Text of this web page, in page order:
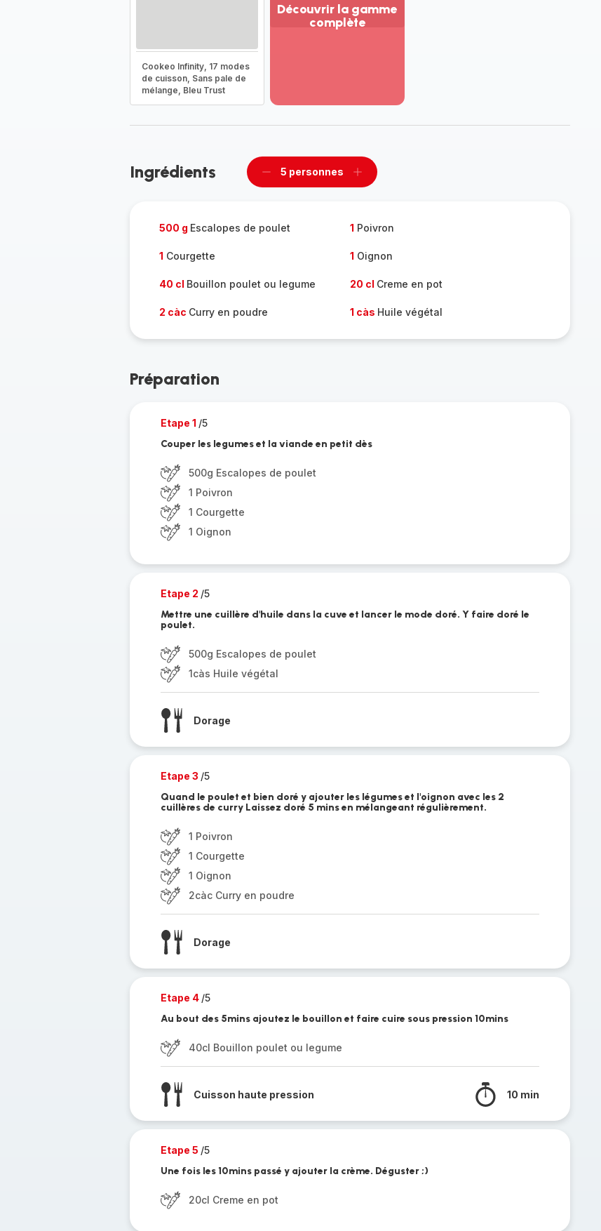
Cookeo Infinity, 17 modes
de cuisson, Sans pale de
mélange, Bleu Trust
Découvrir la gamme
complète
gamme
Ingrédients
Supprimer
5 personnes
Ajouter
500 g Escalopes de poulet 1 Poivron
1 Courgette 1 Oignon
40 cl Bouillon poulet ou legume 20 cl Creme en pot
2 càc Curry en poudre 1 càs Huile végétal
Préparation
Etape 1 /5
Couper les legumes et la viande en petit dès
500g Escalopes de poulet
1 Poivron
1 Courgette
1 Oignon
Etape 2 /5
Mettre une cuillère d'huile dans la cuve et lancer le mode doré. Y faire doré le
poulet.
500g Escalopes de poulet
1càs Huile végétal
Dorage
Etape 3 /5
Quand le poulet et bien doré y ajouter les légumes et l'oignon avec les 2
cuillères de curry Laissez doré 5 mins en mélangeant régulièrement.
1 Poivron
1 Courgette
1 Oignon
2càc Curry en poudre
Dorage
Etape 4 /5
Au bout des 5mins ajoutez le bouillon et faire cuire sous pression 10mins
40cl Bouillon poulet ou legume
Cuisson haute pression 10 min
Etape 5 /5
Une fois les 10mins passé y ajouter la crème. Déguster ;)
20cl Creme en pot